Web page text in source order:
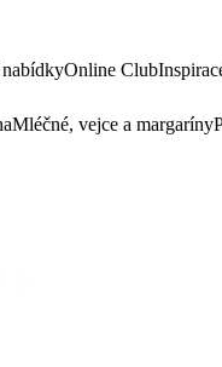
Online Club
Mléčné, vejce a margaríny